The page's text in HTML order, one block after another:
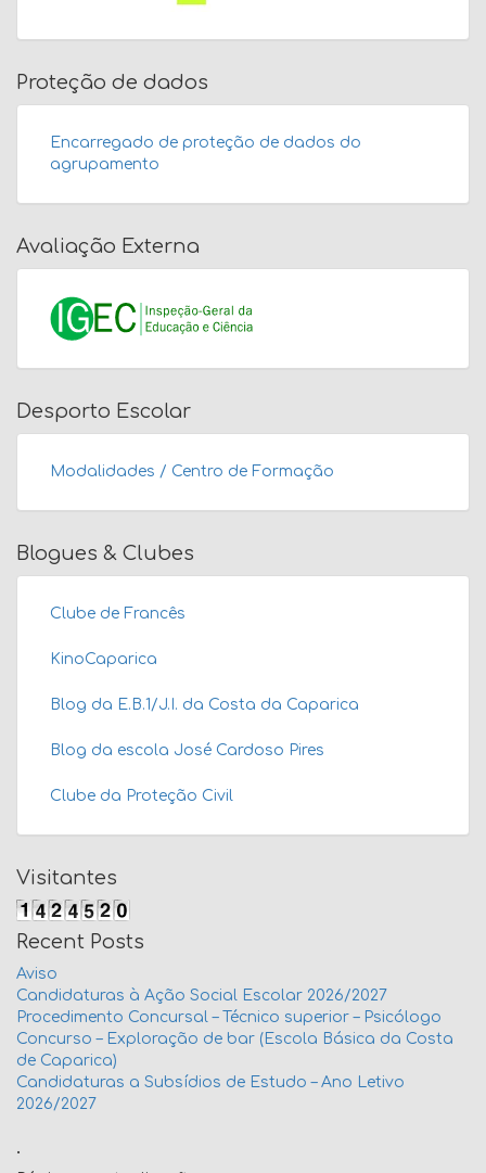
Proteção de dados
Encarregado de proteção de dados do
agrupamento
Avaliação Externa
Desporto Escolar
Modalidades / Centro de Formação
Blogues & Clubes
Clube de Francês
KinoCaparica
Blog da E.B.1/J.I. da Costa da Caparica
Blog da escola José Cardoso Pires
Clube da Proteção Civil
Visitantes
Recent Posts
Aviso
Candidaturas à Ação Social Escolar 2026/2027
Procedimento Concursal – Técnico superior – Psicólogo
Concurso – Exploração de bar (Escola Básica da Costa
de Caparica)
Candidaturas a Subsídios de Estudo – Ano Letivo
2026/2027
.